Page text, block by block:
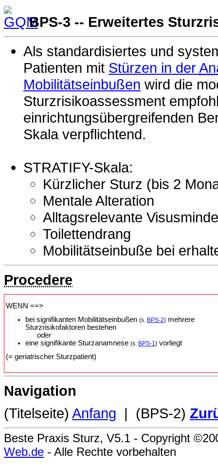
BPS-3 -- Erweitertes
Als standardisiertes und
Patienten mit Stürzen in der
Mobilitätseinbußen wird die
Sturzrisikoassessment
einrichtungsübergreifenden
Skala verpflichtend.
STRATIFY-Skala:
Kürzlicher Sturz (bis 2
Mentale Alteration
Alltagsrelevante
Toilettendrang
Mobilitätseinbuße bei
Procedere
WENN ==>
bei signifikanten Mobilitätseinbußen (s. BPS-2) mehrere
Sturzrisikofaktoren bestehen
oder
eine signifikante Sturzanamnese (s. BPS-1) vorliegt
(= geriatrischer Sturzpatient)
Navigation
(Titelseite) Anfang | (BPS-2)
Beste Praxis Sturz, V5.1 - Copyright
Web.de - Alle Rechte vorbehalten